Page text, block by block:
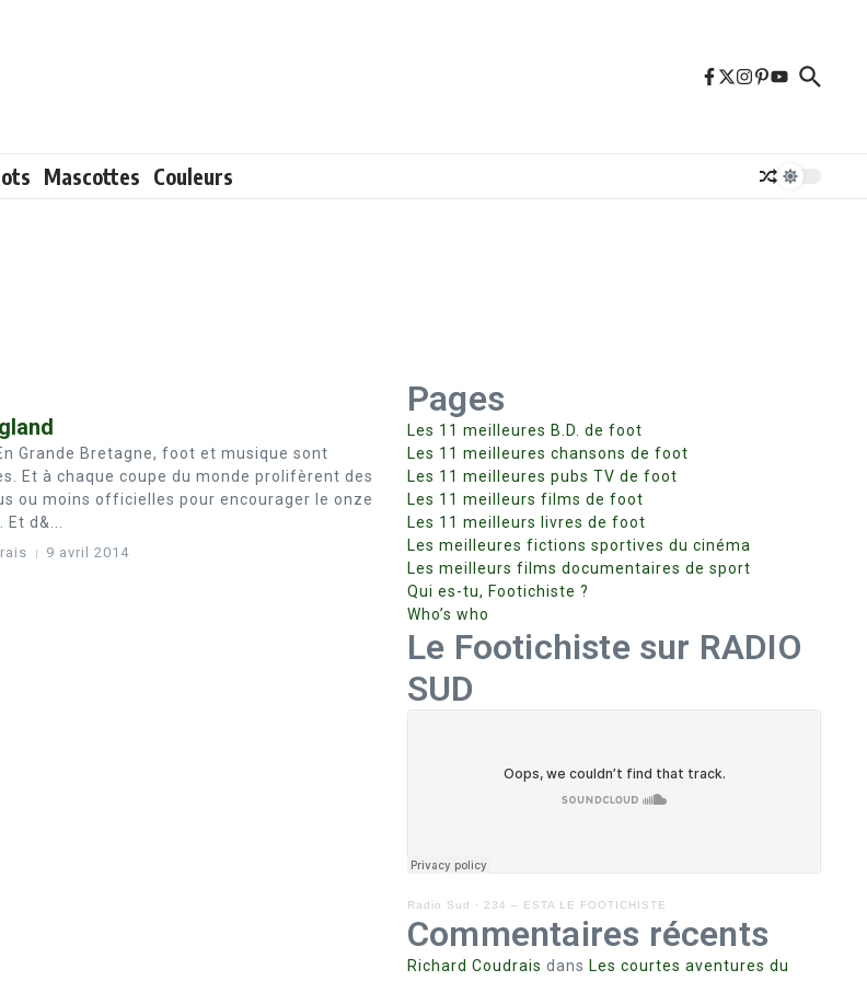
Mascottes Couleurs
Grande Bretagne, foot et musique sont
Et à chaque coupe du monde prolifèrent des
ou moins officielles pour encourager le onze
d&...
9 avril 2014
Pages
Les 11 meilleures B.D. de foot
Les 11 meilleures chansons de foot
Les 11 meilleures pubs TV de foot
Les 11 meilleurs films de foot
Les 11 meilleurs livres de foot
Les meilleures fictions sportives du cinéma
Les meilleurs films documentaires de sport
Qui es-tu, Footichiste ?
Who’s who
Le Footichiste sur RADIO
SUD
Radio Sud · 234 – ESTA LE FOOTICHISTE
Commentaires récents
Richard Coudrais dans Les courtes aventures du